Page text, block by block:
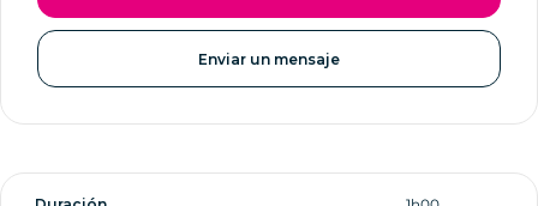
Enviar un mensaje